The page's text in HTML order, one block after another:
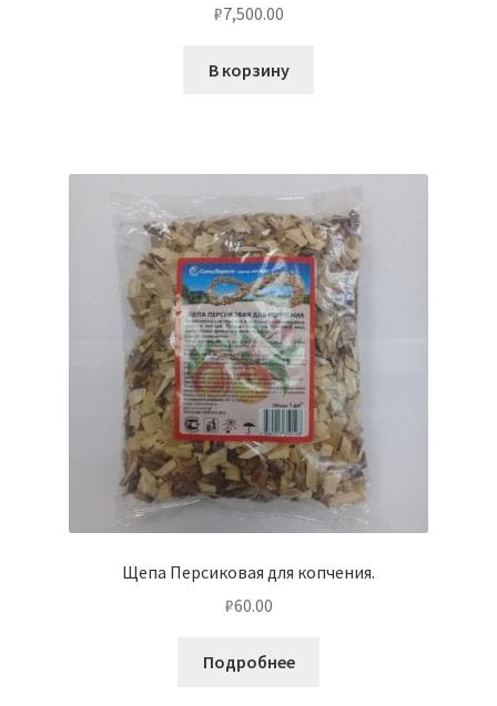
₽7,500.00
В корзину
Щепа Персиковая для копчения.
₽60.00
Подробнее